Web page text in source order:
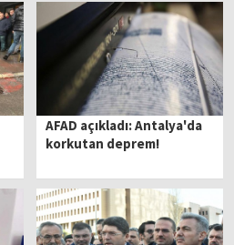
AFAD açıkladı: Antalya'da
korkutan deprem!